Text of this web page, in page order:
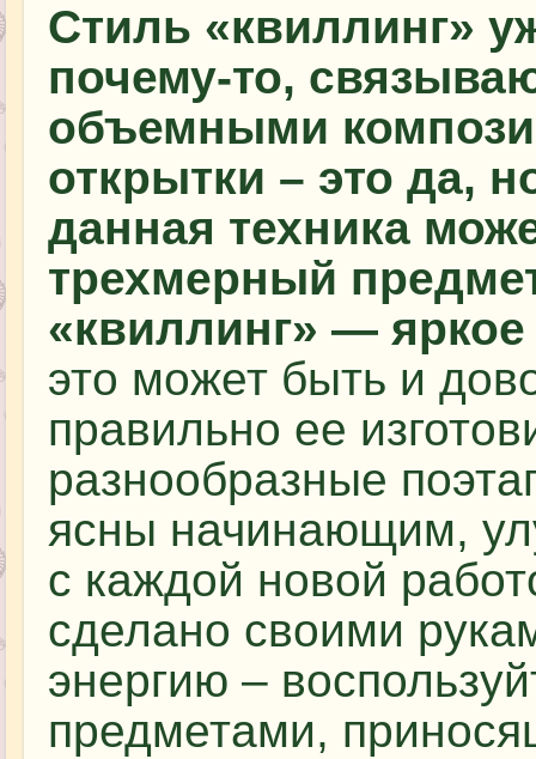
Стиль «квиллинг»
почему-то,
объемными
открытки – это да,
данная техника
трехмерный
«квиллинг» —
это может быть и
правильно ее
разнообразные
ясны начинающим,
с каждой новой
сделано своими
энергию –
предметами,